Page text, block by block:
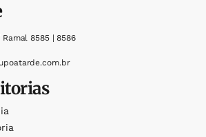
8585 | 8586